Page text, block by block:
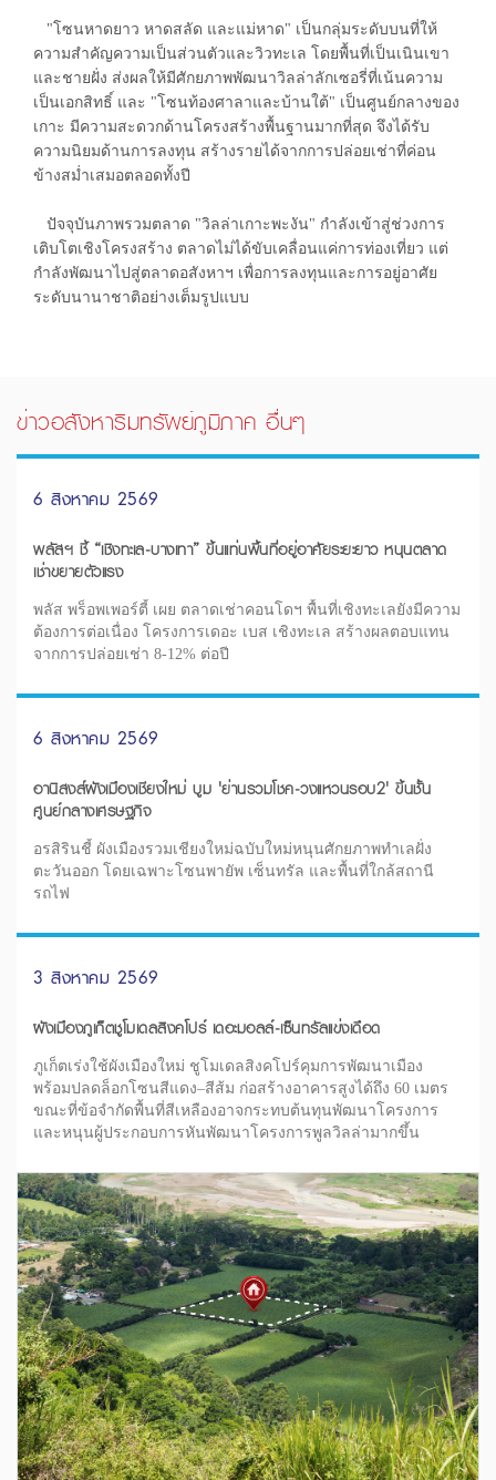
"โซนหาดยาว หาดสลัด และแม่หาด" เป็นกลุ่มระดับบนที่ให้
ความสำคัญความเป็นส่วนตัวและวิวทะเล โดยพื้นที่เป็นเนินเขา
และชายฝั่ง ส่งผลให้มีศักยภาพพัฒนาวิลล่าลักเซอรี่ที่เน้นความ
เป็นเอกสิทธิ์ และ "โซนท้องศาลาและบ้านใต้" เป็นศูนย์กลางของ
เกาะ มีความสะดวกด้านโครงสร้างพื้นฐานมากที่สุด จึงได้รับ
ความนิยมด้านการลงทุน สร้างรายได้จากการปล่อยเช่าที่ค่อน
ข้างสม่ำเสมอตลอดทั้งปี
ปัจจุบันภาพรวมตลาด "วิลล่าเกาะพะงัน" กำลังเข้าสู่ช่วงการ
เติบโตเชิงโครงสร้าง ตลาดไม่ได้ขับเคลื่อนแค่การท่องเที่ยว แต่
กำลังพัฒนาไปสู่ตลาดอสังหาฯ เพื่อการลงทุนและการอยู่อาศัย
ระดับนานาชาติอย่างเต็มรูปแบบ
ข่าวอสังหาริมทรัพย์ภูมิภาค อื่นๆ
6 สิงหาคม 2569
พลัสฯ ชี้ “เชิงทะเล-บางเทา” ขึ้นแท่นพื้นที่อยู่อาศัยระยะยาว หนุนตลาด
เช่าขยายตัวแรง
พลัส พร็อพเพอร์ตี้ เผย ตลาดเช่าคอนโดฯ พื้นที่เชิงทะเลยังมีความ
ต้องการต่อเนื่อง โครงการเดอะ เบส เชิงทะเล สร้างผลตอบแทน
จากการปล่อยเช่า 8-12% ต่อปี
6 สิงหาคม 2569
อานิสงส์ผังเมืองเชียงใหม่ บูม 'ย่านรวมโชค-วงแหวนรอบ2' ขึ้นชั้น
ศูนย์กลางเศรษฐกิจ
อรสิรินชี้ ผังเมืองรวมเชียงใหม่ฉบับใหม่หนุนศักยภาพทำเลฝั่ง
ตะวันออก โดยเฉพาะโซนพายัพ เซ็นทรัล และพื้นที่ใกล้สถานี
รถไฟ
3 สิงหาคม 2569
ผังเมืองภูเก็ตชูโมเดลสิงคโปร์ เดอะมอลล์-เซ็นทรัลแข่งเดือด
ภูเก็ตเร่งใช้ผังเมืองใหม่ ชูโมเดลสิงคโปร์คุมการพัฒนาเมือง
พร้อมปลดล็อกโซนสีแดง–สีส้ม ก่อสร้างอาคารสูงได้ถึง 60 เมตร
ขณะที่ข้อจำกัดพื้นที่สีเหลืองอาจกระทบต้นทุนพัฒนาโครงการ
และหนุนผู้ประกอบการหันพัฒนาโครงการพูลวิลล่ามากขึ้น